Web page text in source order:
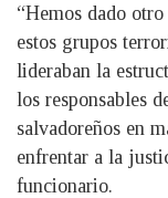
“Hemos dado
estos grupos
lideraban la
los responsables
salvadoreños en
enfrentar a la
funcionario.